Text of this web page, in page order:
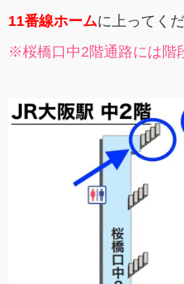
11番線ホームに上ってくだ
※桜橋口中2階通路には階